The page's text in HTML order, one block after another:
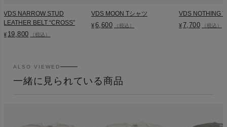
VDS NARROW STUD
LEATHER BELT “CROSS”
¥ 19,800 （税込）
VDS MOON Tシャツ
¥6,600 （税込）
VDS NOTHING
¥7,700 （税込）
ALSO VIEWED
一緒に見られている商品